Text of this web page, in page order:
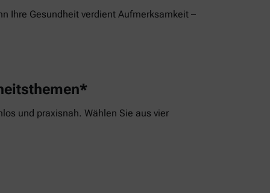
Ihre Gesundheit verdient Aufmerksamkeit –
und praxisnah. Wählen Sie aus vier